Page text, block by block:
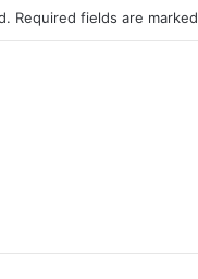
Required fields are marked